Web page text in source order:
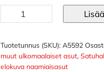
Obelix
asu
Tuotetunnus (SKU):A5592
muut ulkomaalaiset asut,
elokuva naamiaisasut